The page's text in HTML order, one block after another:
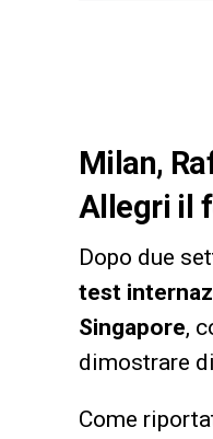
Milan,
Allegri il
Dopo due
test
Singapore,
dimostrare
Come